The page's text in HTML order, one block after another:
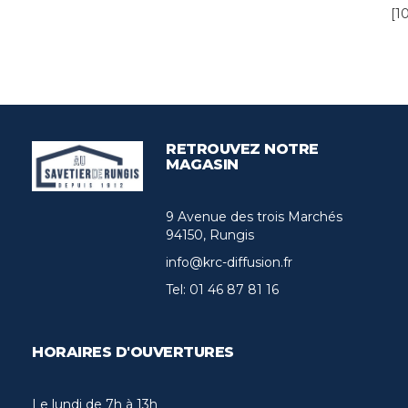
RETROUVEZ NOTRE
MAGASIN
9 Avenue des trois Marchés
94150, Rungis
info@krc-diffusion.fr
Tel: 01 46 87 81 16
HORAIRES D'OUVERTURES
Le lundi de 7h à 13h